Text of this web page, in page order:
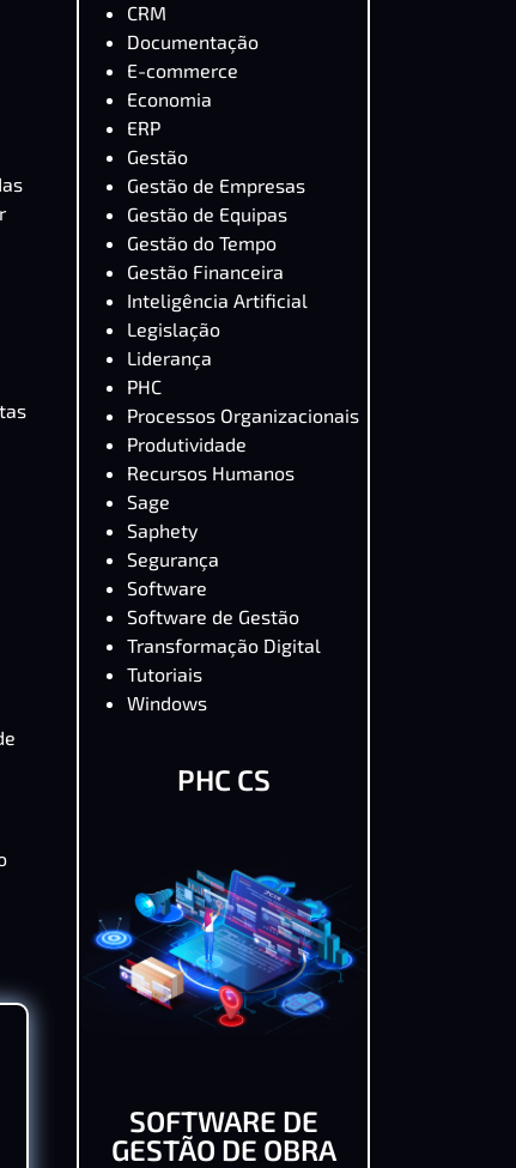
CRM
Documentação
E-commerce
Economia
ERP
Gestão
Gestão de Empresas
Gestão de Equipas
Gestão do Tempo
Gestão Financeira
Inteligência Artificial
Legislação
Liderança
PHC
Processos Organizacionais
Produtividade
Recursos Humanos
Sage
Saphety
Segurança
Software
Software de Gestão
Transformação Digital
Tutoriais
Windows
PHC CS
SOFTWARE DE
GESTÃO DE OBRA